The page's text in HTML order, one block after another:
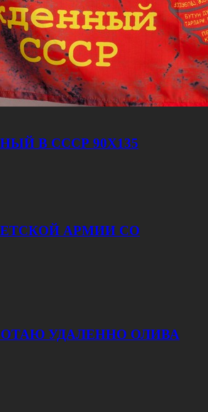
В СССР 90Х135
АРМИИ CО
УДАЛЕННО ОЛИВА